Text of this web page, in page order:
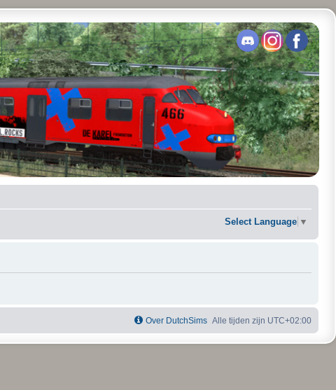
Select Language ▼
Alle tijden zijn UTC+02:00
Over DutchSims